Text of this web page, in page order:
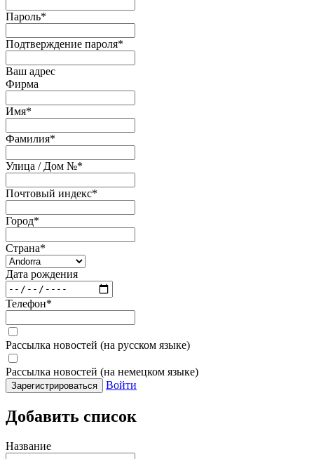
Пароль*
Подтверждение пароля*
Ваш адрес
Фирма
Имя*
Фамилия*
Улица / Дом №*
Почтовый индекс*
Город*
Страна*
Дата рождения
Телефон*
Рассылка новостей (на русском языке)
Рассылка новостей (на немецком языке)
Зарегистрироваться Войти
Добавить список
Название